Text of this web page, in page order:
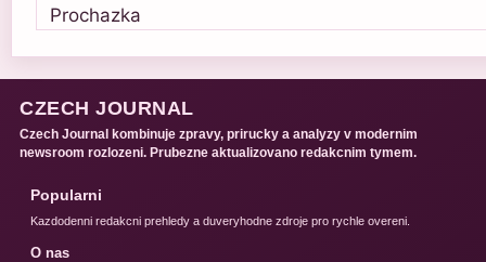
CZECH JOURNAL
Czech Journal kombinuje zpravy, prirucky a analyzy v modernim
newsroom rozlozeni. Prubezne aktualizovano redakcnim tymem.
Popularni
Kazdodenni redakcni prehledy a duveryhodne zdroje pro rychle overeni.
O nas